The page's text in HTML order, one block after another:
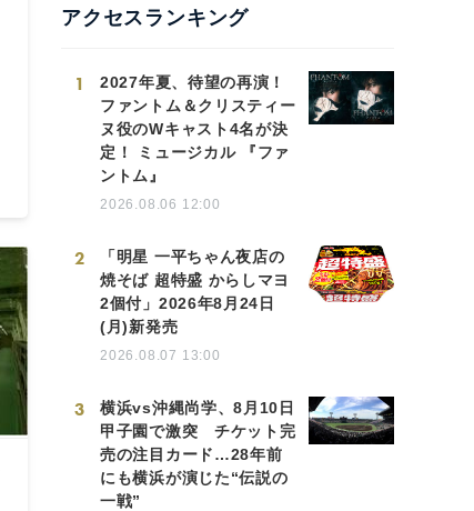
アクセスランキング
1
2027年夏、待望の再演！
ファントム＆クリスティー
ヌ役のWキャスト4名が決
定！ ミュージカル 『ファ
ントム』
2026.08.06 12:00
2
「明星 一平ちゃん夜店の
焼そば 超特盛 からしマヨ
2個付」2026年8月24日
(月)新発売
2026.08.07 13:00
3
横浜vs沖縄尚学、8月10日
甲子園で激突 チケット完
売の注目カード…28年前
にも横浜が演じた“伝説の
一戦”